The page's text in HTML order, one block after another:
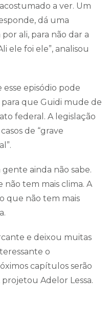
a ver. Um
dá uma
ali, para não dar a
ele foi ele”, analisou
episódio pode
que Guidi mude de
federal. A legislação
de “grave
gente ainda não sabe.
tem mais clima. A
que não tem mais
e deixou muitas
o
capítulos serão
Adelor Lessa.